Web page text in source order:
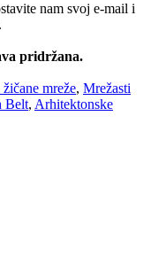
nam svoj e-mail i
pridržana.
mreže, Mrežasti
Belt, Arhitektonske